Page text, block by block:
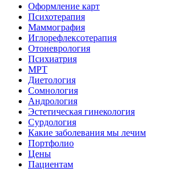
Оформление карт
Психотерапия
Маммография
Иглорефлексотерапия
Отоневрология
Психиатрия
МРТ
Диетология
Сомнология
Андрология
Эстетическая гинекология
Сурдология
Какие заболевания мы лечим
Портфолио
Цены
Пациентам